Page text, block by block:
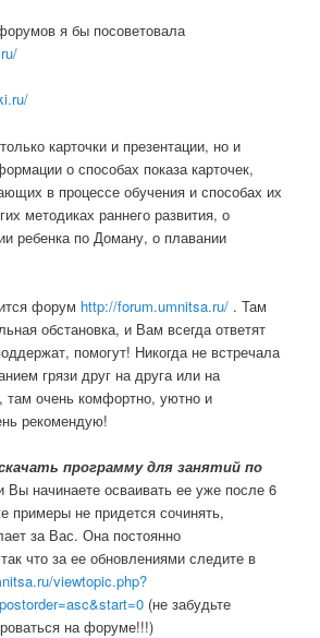
я бы посоветовала
карточки и презентации, но и
о способах показа карточек,
в процессе обучения и способах их
методиках раннего развития, о
ребенка по Доману, о плавании
форум http://forum.umnitsa.ru/ . Там
обстановка, и Вам всегда ответят
помогут! Никогда не встречала
грязи друг на друга или на
очень комфортно, уютно и
рекомендую!
программу для занятий по
Вы начинаете осваивать ее уже после 6
примеры не придется сочинять,
за Вас. Она постоянно
что за ее обновлениями следите в
viewtopic.php?
(не забудьте
на форуме!!!)